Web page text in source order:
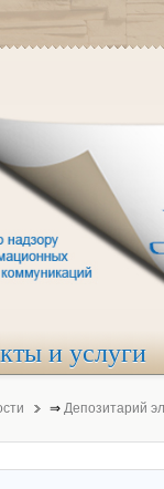
и услуги
⇒ Депозитарий